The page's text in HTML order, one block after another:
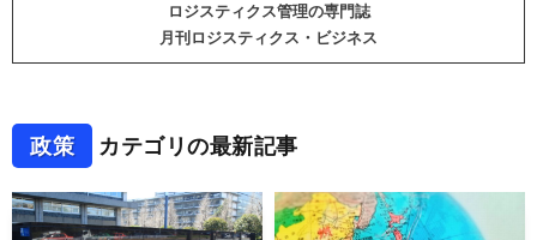
ロジスティクス管理の専門誌
月刊ロジスティクス・ビジネス
政策 カテゴリの最新記事